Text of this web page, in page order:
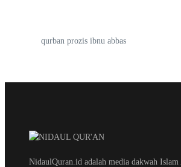
qurban prozis ibnu abbas
NidaulQuran.id adalah media dakwah Islam